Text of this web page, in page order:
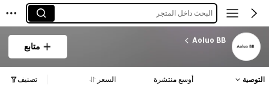
البحث داخل المتجر
Aoluo BB
متابع
التوصية أوسع منتشرة السعر تصنيف